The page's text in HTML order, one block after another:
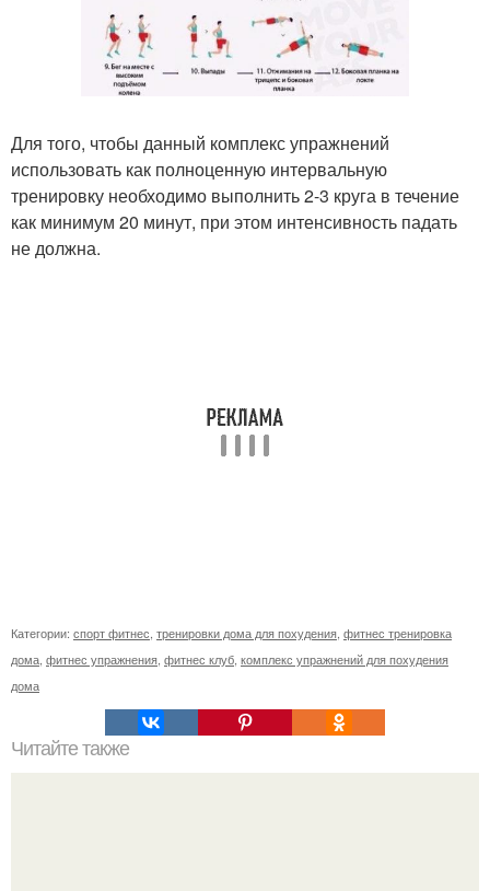
Для того, чтобы данный комплекс упражнений
использовать как полноценную интервальную
тренировку необходимо выполнить 2-3 круга в течение
как минимум 20 минут, при этом интенсивность падать
не должна.
Категории: спорт фитнес тренировки дома для похудения фитнес тренировка
дома фитнес упражнения фитнес клуб комплекс упражнений для похудения
дома
Читайте также